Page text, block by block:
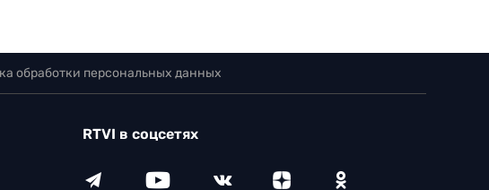
обработки персональных данных
RTVI в соцсетях